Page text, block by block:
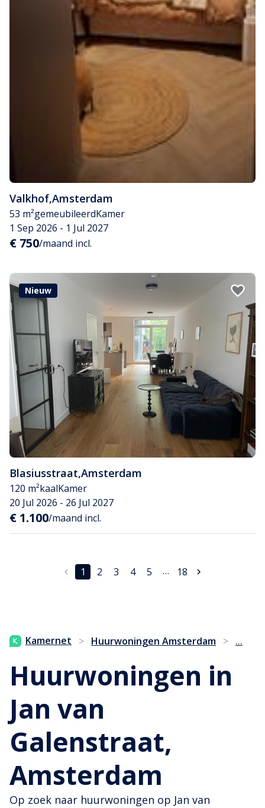
Valkhof,Amsterdam
53 m²gemeubileerdKamer
1 Sep 2026 - 1 Jul 2027
€ 750/maand incl.
Nieuw
Blasiusstraat,Amsterdam
120 m²kaalKamer
20 Jul 2026 - 26 Jul 2027
€ 1.100/maand incl.
1 2 3 4 5 … 18
Kamernet > Huurwoningen Amsterdam > ...
Huurwoningen in
Jan van
Galenstraat,
Amsterdam
Op zoek naar huurwoningen op Jan van